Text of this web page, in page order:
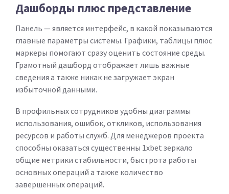
Дашборды плюс представление
Панель — является интерфейс, в какой показываются
главные параметры системы. Графики, таблицы плюс
маркеры помогают сразу оценить состояние среды.
Грамотный дашборд отображает лишь важные
сведения а также никак не загружает экран
избыточной данными.
В профильных сотрудников удобны диаграммы
использования, ошибок, откликов, использования
ресурсов и работы служб. Для менеджеров проекта
способны оказаться существенны 1xbet зеркало
общие метрики стабильности, быстрота работы
основных операций а также количество
завершенных операций.